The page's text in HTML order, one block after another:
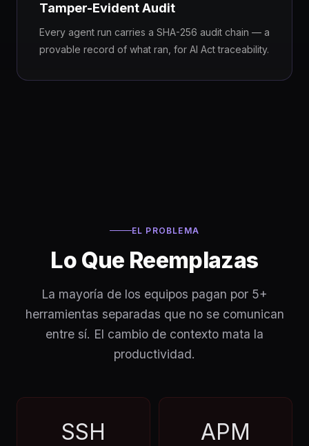
Tamper-Evident Audit
Every agent run carries a SHA-256 audit chain — a
provable record of what ran, for AI Act traceability.
EL PROBLEMA
Lo Que Reemplazas
La mayoría de los equipos pagan por 5+
herramientas separadas que no se comunican
entre sí. El cambio de contexto mata la
productividad.
SSH APM